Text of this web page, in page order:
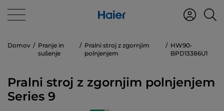
Domov
Pranje in
sušenje
Pralni stroj z zgornjim
polnjenjem
HW90-
BPD13386U1
Pralni stroj z zgornjim polnjenjem
Series 9